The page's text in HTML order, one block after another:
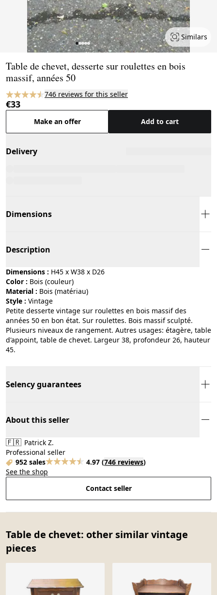
Similars
Table de chevet, desserte sur roulettes en bois
massif, années 50
746 reviews for this seller
€33
Make an offer Add to cart
Delivery
Dimensions
Description
Dimensions : H45 x W38 x D26
Color :
bois (couleur)
Material :
bois (matériau)
Style :
vintage
Petite desserte vintage sur roulettes en bois massif des
années 50 en bon état. Sur roulettes. Bois massif sculpté.
Plusieurs niveaux de rangement. Autres usages: étagère, table
d'appoint, table de chevet. Largeur 38, profondeur 26, hauteur
45.
Selency guarantees
About this seller
🇫🇷 Patrick Z.
Professional seller
952 sales
4.97 (746 reviews)
See the shop
Contact seller
Table de chevet: other similar vintage
pieces